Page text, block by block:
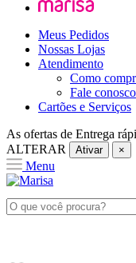
Meus Pedidos
Nossas Lojas
Atendimento
Como
Fale conosco
Cartões e Serviços
As ofertas de Entrega
ALTERAR
Ativar ×
Menu